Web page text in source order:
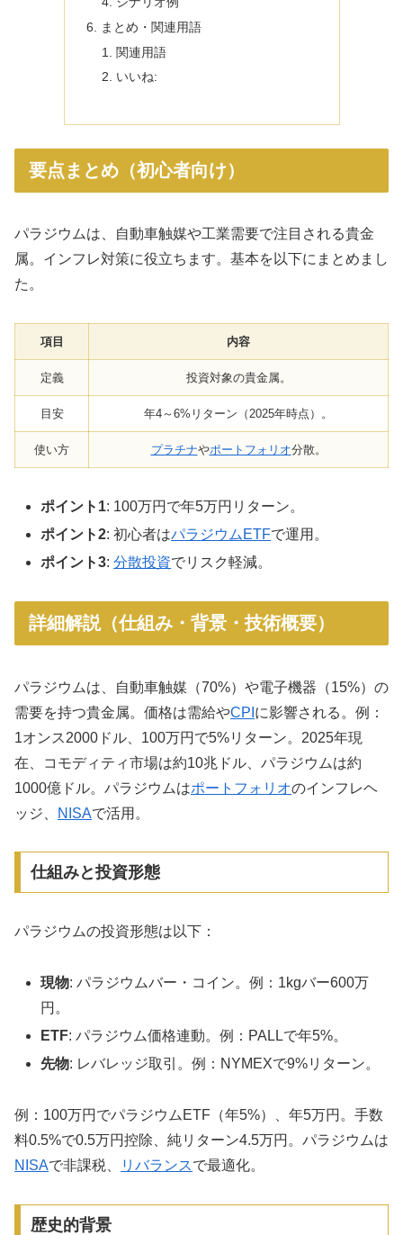
まとめ・関連用語
関連用語
いいね:
要点まとめ（初心者向け）
パラジウムは、自動車触媒や工業需要で注目される貴金
属。インフレ対策に役立ちます。基本を以下にまとめまし
た。
項目 内容
定義 投資対象の貴金属。
目安 年4～6%リターン（2025年時点）。
使い方 プラチナやポートフォリオ分散。
ポイント1: 100万円で年5万円リターン。
ポイント2: 初心者はパラジウムETFで運用。
ポイント3:分散投資でリスク軽減。
詳細解説（仕組み・背景・技術概要）
パラジウムは、自動車触媒（70%）や電子機器（15%）の
需要を持つ貴金属。価格は需給やCPI に影響される。例：
1オンス2000ドル、100万円で5%リターン。2025年現
在、コモディティ市場は約10兆ドル、パラジウムは約
1000億ドル。パラジウムはポートフォリオのインフレヘ
ッジ、
NISAで活用。
仕組みと投資形態
パラジウムの投資形態は以下：
現物: パラジウムバー・コイン。例：1kgバー600万
円。
ETF: パラジウム価格連動。例：PALLで年5%。
先物: レバレッジ取引。例：NYMEXで9%リターン。
例：100万円でパラジウムETF（年5%）、年5万円。手数
料0.5%で0.5万円控除、純リターン4.5万円。パラジウムは
NISAで非課税、 リバランスで最適化。
歴史的背景